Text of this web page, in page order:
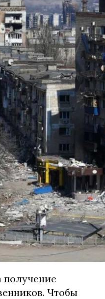
получение
Чтобы